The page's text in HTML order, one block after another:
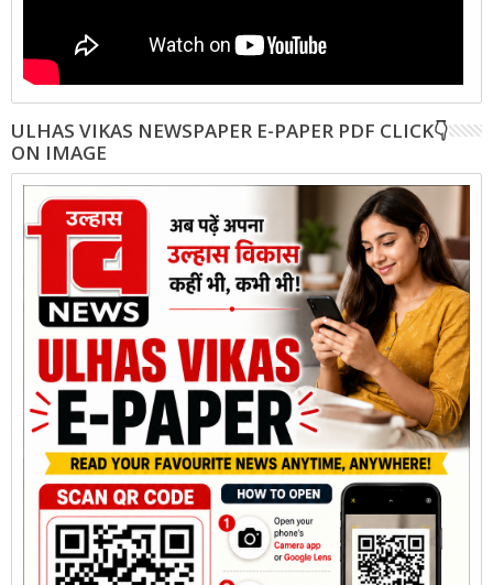
ULHAS VIKAS NEWSPAPER E-PAPER PDF CLICK👇
ON IMAGE